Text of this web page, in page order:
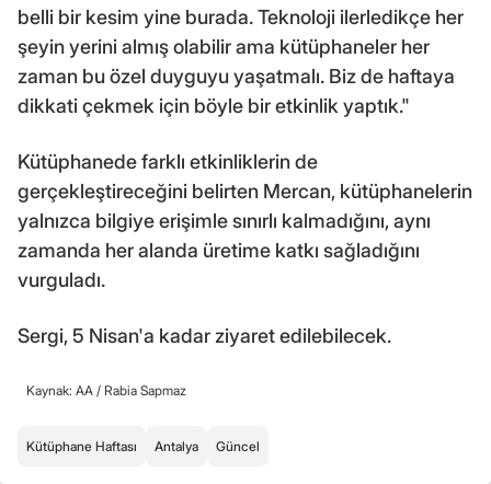
belli bir kesim yine burada. Teknoloji ilerledikçe her
şeyin yerini almış olabilir ama kütüphaneler her
zaman bu özel duyguyu yaşatmalı. Biz de haftaya
dikkati çekmek için böyle bir etkinlik yaptık."
Kütüphanede farklı etkinliklerin de
gerçekleştireceğini belirten Mercan, kütüphanelerin
yalnızca bilgiye erişimle sınırlı kalmadığını, aynı
zamanda her alanda üretime katkı sağladığını
vurguladı.
Sergi, 5 Nisan'a kadar ziyaret edilebilecek.
Kaynak: AA / Rabia Sapmaz
Kütüphane Haftası Antalya Güncel